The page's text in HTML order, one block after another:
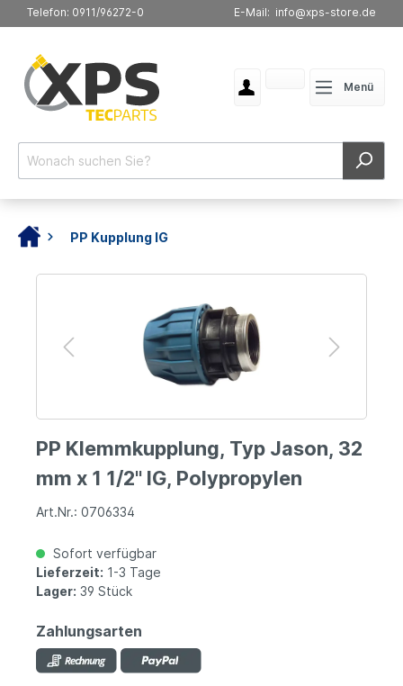
Telefon: 0911/96272-0 E-Mail: info@xps-store.de
Menü
PP Kupplung IG
PP Klemmkupplung, Typ Jason, 32
mm x 1 1/2" IG, Polypropylen
Art.Nr.: 0706334
Sofort verfügbar
Lieferzeit: 1-3 Tage
Lager: 39 Stück
Zahlungsarten